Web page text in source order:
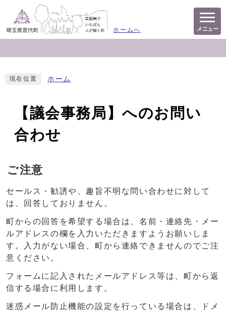
ホームへ メニュー
現在位置 ホーム
【議会事務局】へのお問い
合わせ
ご注意
セールス・勧誘や、趣旨不明な問い合わせに対して
は、回答しておりません。
町からの回答を希望する場合は、名前・連絡先・メー
ルアドレスの欄を入力いただきますようお願いしま
す。入力がない場合、町から連絡できませんのでご注
意ください。
フォームに記入されたメールアドレス等は、町から返
信する場合に利用します。
迷惑メール防止機能の設定を行っている場合は、ドメ